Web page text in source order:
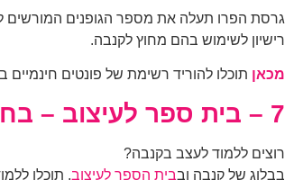
רישיון לשימוש בהם מחוץ לקנבה.
מכאן תוכלו להוריד רשימת של פונטים
7 – בית ספר לעיצוב –
רוצים ללמוד לעצב בקנבה?
בבלוג של קנבה ובבית הספר לעיצוב, תוכלו